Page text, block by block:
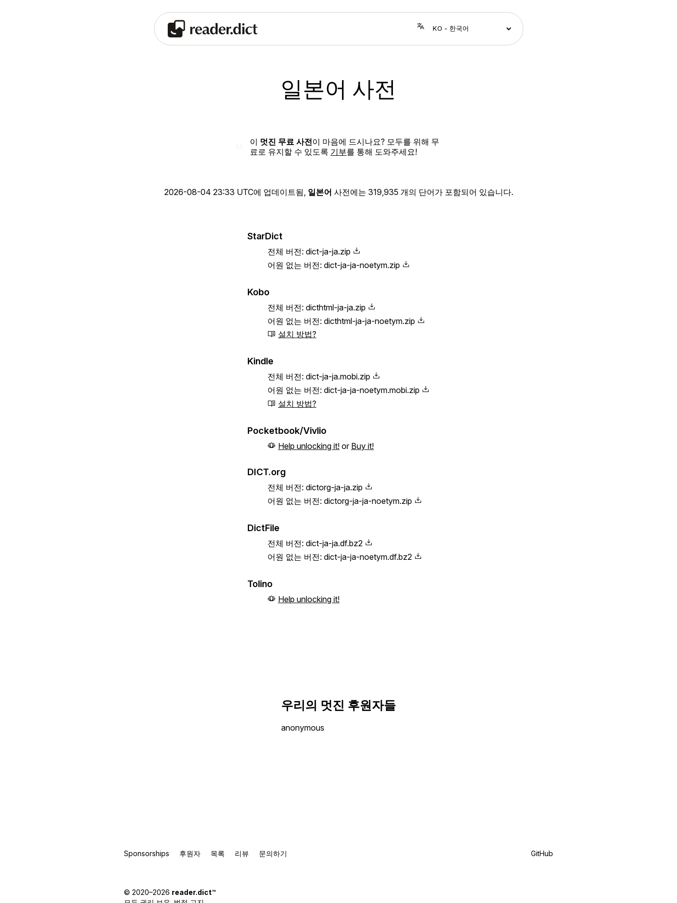
일본어 사전
이 멋진 무료 사전이 마음에 드시나요? 모두를 위해 무
료로 유지할 수 있도록 기부를 통해 도와주세요!
2026-08-04 23:33 UTC에 업데이트됨, 일본어 사전에는 319,935 개의 단어가 포함되어 있습니다.
StarDict
전체 버전: dict-ja-ja.zip
어원 없는 버전: dict-ja-ja-noetym.zip
Kobo
전체 버전: dicthtml-ja-ja.zip
어원 없는 버전: dicthtml-ja-ja-noetym.zip
설치 방법?
Kindle
전체 버전: dict-ja-ja.mobi.zip
어원 없는 버전: dict-ja-ja-noetym.mobi.zip
설치 방법?
Pocketbook/Vivlio
Help unlocking it! or Buy it!
DICT.org
전체 버전: dictorg-ja-ja.zip
어원 없는 버전: dictorg-ja-ja-noetym.zip
DictFile
전체 버전: dict-ja-ja.df.bz2
어원 없는 버전: dict-ja-ja-noetym.df.bz2
Tolino
Help unlocking it!
우리의 멋진 후원자들
anonymous
Sponsorships 후원자 목록 리뷰 문의하기 GitHub
© 2020–2026 reader.dict™